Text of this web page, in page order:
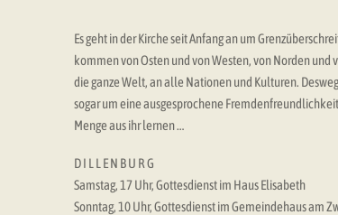
Es geht in der Kirche seit Anfang an um
kommen von Osten und von Westen, von Norden und
die ganze Welt, an alle Nationen und Kulturen.
sogar um eine ausgesprochene
Menge aus ihr lernen …
D I L L E N B U R G
Samstag, 17 Uhr, Gottesdienst im Haus Elisabeth
Sonntag, 10 Uhr, Gottesdienst im Gemeindehaus am